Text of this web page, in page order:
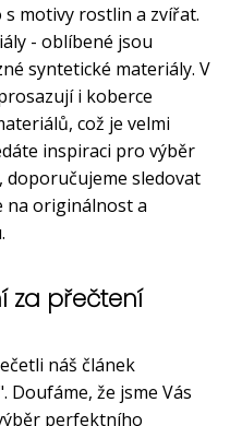
motivy rostlin a zvířat.
- oblíbené jsou
syntetické materiály. V
i koberce
což je velmi
inspiraci pro výběr
doporučujeme sledovat
na originálnost a
za přečtení
náš článek
Doufáme, že jsme Vás
perfektního